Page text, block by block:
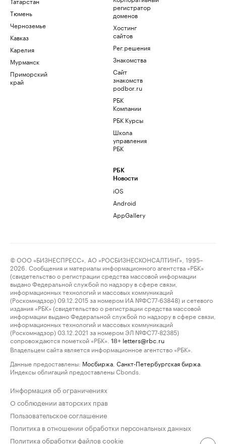
Тюмень
Черноземье
Кавказ
Карелия
Мурманск
Приморский
край
регистратор
доменов
Хостинг
сайтов
Рег.решения
Знакомства
Сайт
знакомств
podbor.ru
РБК
Компании
РБК Курсы
Школа
управления
РБК
РБК
Новости
iOS
Android
AppGallery
© ООО «БИЗНЕСПРЕСС», АО «РОСБИЗНЕСКОНСАЛТИНГ», 1995–
2026. Сообщения и материалы информационного агентства «РБК»
(свидетельство о регистрации средства массовой информации
выдано Федеральной службой по надзору в сфере связи,
информационных технологий и массовых коммуникаций
(Роскомнадзор) 09.12.2015 за номером ИА №ФС77-63848) и сетевого
издания «РБК» (свидетельство о регистрации средства массовой
информации выдано Федеральной службой по надзору в сфере связи,
информационных технологий и массовых коммуникаций
(Роскомнадзор) 03.12.2021 за номером ЭЛ №ФС77-82385)
сопровождаются пометкой «РБК».
18+ letters@rbc.ru
Владельцем сайта является информационное агентство «РБК».
Данные предоставлены: Мосбиржа Санкт-Петербургская биржа
Индексы облигаций предоставлены Cbonds.
Информация об ограничениях
О соблюдении авторских прав
Пользовательское соглашение
Политика в отношении обработки персональных данных
Политика обработки файлов cookie